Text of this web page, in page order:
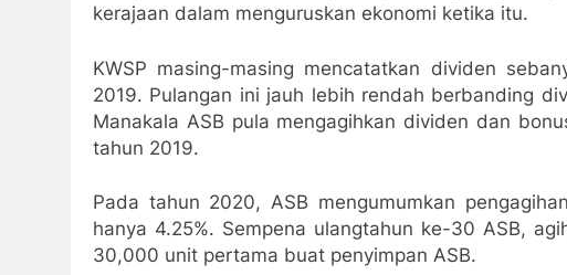
kerajaan dalam menguruskan ekonomi ketika itu.
KWSP masing-masing mencatatkan dividen
2019. Pulangan ini jauh lebih rendah berbanding
Manakala ASB pula mengagihkan dividen dan
tahun 2019.
Pada tahun 2020, ASB mengumumkan
hanya 4.25%. Sempena ulangtahun ke-30 ASB,
30,000 unit pertama buat penyimpan ASB.